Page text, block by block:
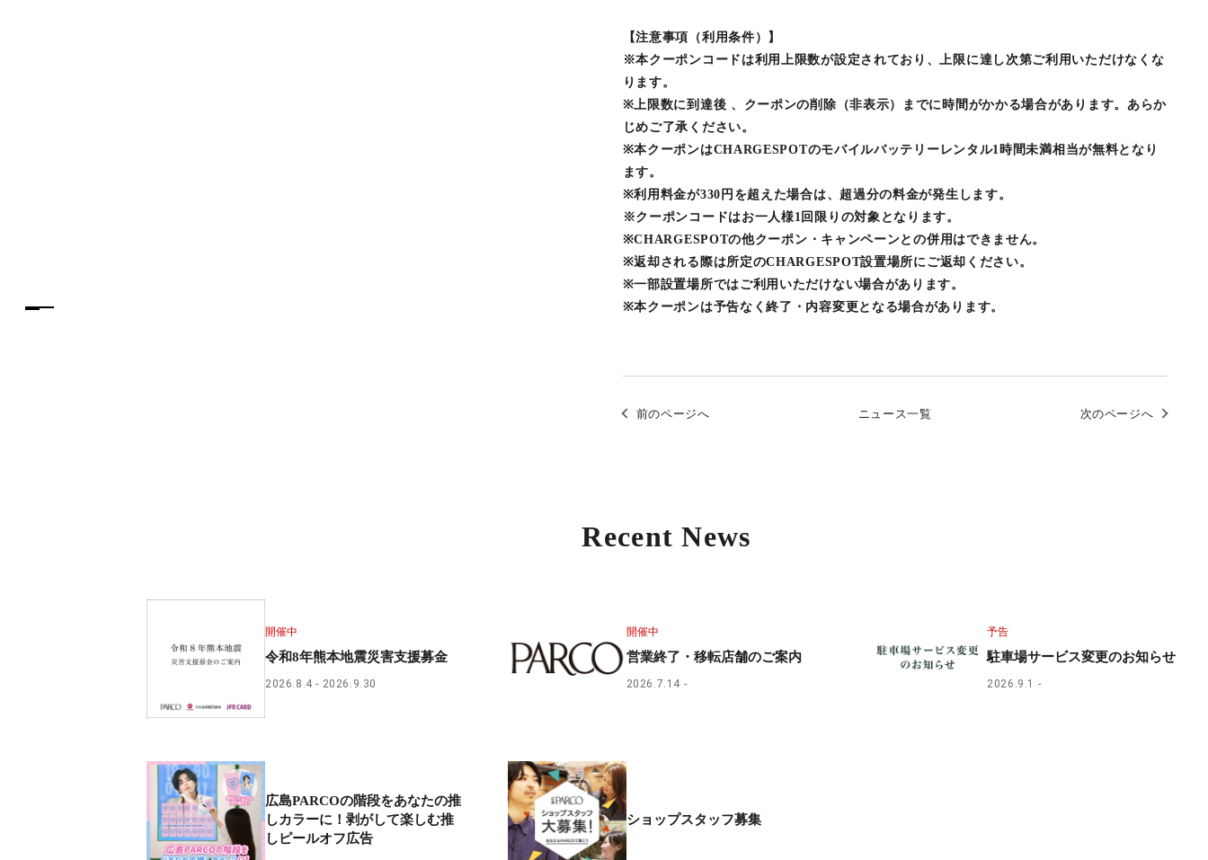
【注意事項（利用条件）】
※本クーポンコードは利用上限数が設定されており、上限に達し次第ご利用いただけなくな
ります。
※上限数に到達後 、クーポンの削除（非表示）までに時間がかかる場合があります。あらか
じめご了承ください。
※本クーポンはCHARGESPOTのモバイルバッテリーレンタル1時間未満相当が無料となり
ます。
※利用料金が330円を超えた場合は、超過分の料金が発生します。
※クーポンコードはお一人様1回限りの対象となります。
※CHARGESPOTの他クーポン・キャンペーンとの併用はできません。
※返却される際は所定のCHARGESPOT設置場所にご返却ください。
※一部設置場所ではご利用いただけない場合があります。
※本クーポンは予告なく終了・内容変更となる場合があります。
前のページへ ニュース一覧 次のページへ
Recent News
開催中
令和8年熊本地震災害支援募金
2026.8.4 2026.9.30
開催中
営業終了・移転店舗のご案内
2026.7.14
予告
駐車場サービス変更のお知らせ
2026.9.1
広島PARCOの階段をあなたの推
しカラーに！剥がして楽しむ推
しピールオフ広告
ショップスタッフ募集